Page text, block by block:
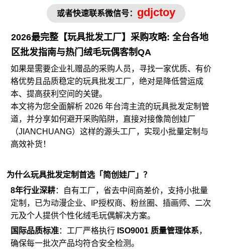
或者快速联系微信号： gdjctoy
2026最完整【玩具批发工厂
】采购攻略: 全台各地
区批发指南与热门绒毛玩偶客制QA
如果是需要企业礼赠品的采购人员，寻找一家优质、有价
格优势且品质稳定的玩具批发工厂，绝对是降低营运成
本、提高获利空间的关键。
本文将为您全面解析 2026 年台湾主流的玩具批发定制管
道，并分享如何避开采购陷阱，直接对接像简创娃厂
（JIANCHUANG）这样的源头工厂，实现小批量定制与
高效补货！
为什么玩具批发定制首选「简创娃厂」？
8年行业深耕：自有工厂，省去中间商差价，支持小批量
定制，已为动漫企业、IP授权商、粉丝圈、插画师、二次
元及个人提供个性化绒毛玩偶解决方案。
国际品质标准：工厂严格执行 ISO9001 质量管理体系，
确保每一批次产品均符合安全检测。